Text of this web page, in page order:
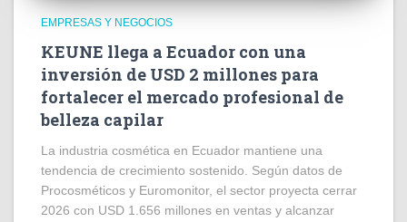
EMPRESAS Y NEGOCIOS
KEUNE llega a Ecuador con una
inversión de USD 2 millones para
fortalecer el mercado profesional de
belleza capilar
La industria cosmética en Ecuador mantiene una
tendencia de crecimiento sostenido. Según datos de
Procosméticos y Euromonitor, el sector proyecta cerrar
2026 con USD 1.656 millones en ventas y alcanzar